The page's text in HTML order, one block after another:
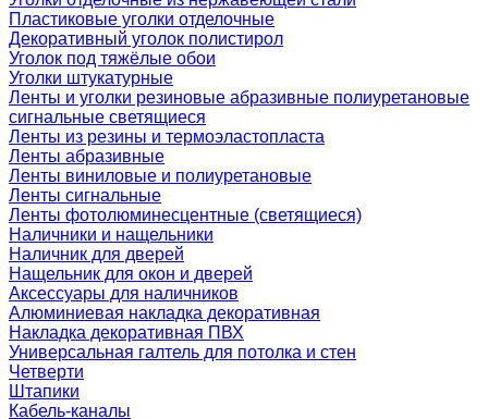
Пластиковые уголки отделочные
Декоративный уголок полистирол
Уголок под тяжёлые обои
Уголки штукатурные
Ленты и уголки резиновые абразивные полиуретановые
сигнальные светящиеся
Ленты из резины и термоэластопласта
Ленты абразивные
Ленты виниловые и полиуретановые
Ленты сигнальные
Ленты фотолюминесцентные (светящиеся)
Наличники и нащельники
Наличник для дверей
Нащельник для окон и дверей
Аксессуары для наличников
Алюминиевая накладка декоративная
Накладка декоративная ПВХ
Универсальная галтель для потолка и стен
Четверти
Штапики
Кабель-каналы